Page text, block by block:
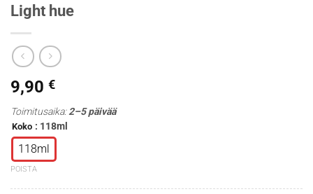
Light hue
9,90 €
Toimitusaika:2–5 päivää
Koko : 118ml
118ml
POISTA